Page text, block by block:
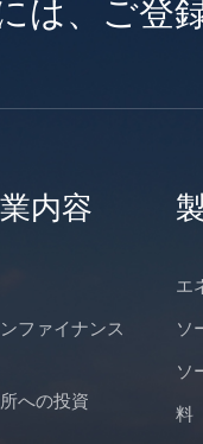
は、ご登
内容
ファイナンス
への投資
エ
ソ
ソ
料